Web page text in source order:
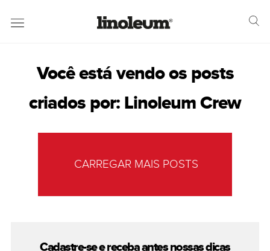
Você está vendo os posts
criados por: Linoleum Crew
CARREGAR MAIS POSTS
Cadastre-se e receba antes nossasdicas